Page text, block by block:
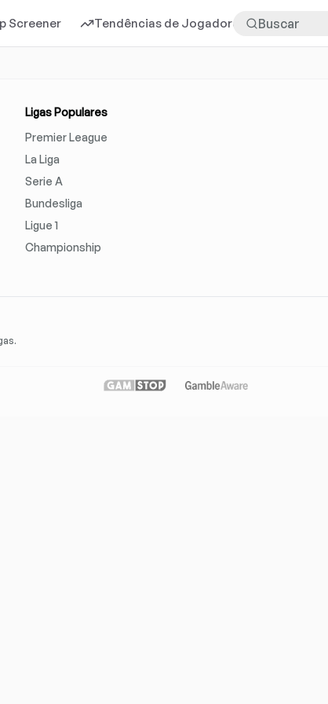
Screener Tendências de Jogadores Mais
Ligas Populares
Premier League
La Liga
Serie A
Bundesliga
Ligue 1
Championship